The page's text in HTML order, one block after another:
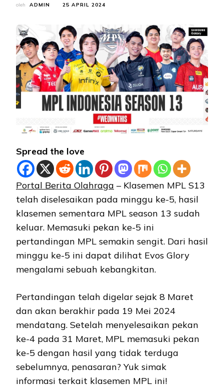
oleh ADMIN 25 APRIL 2024
Spread the love
Portal Berita Olahraga – Klasemen MPL S13
telah diselesaikan pada minggu ke-5, hasil
klasemen sementara MPL season 13 sudah
keluar. Memasuki pekan ke-5 ini
pertandingan MPL semakin sengit. Dari hasil
minggu ke-5 ini dapat dilihat Evos Glory
mengalami sebuah kebangkitan.
Pertandingan telah digelar sejak 8 Maret
dan akan berakhir pada 19 Mei 2024
mendatang. Setelah menyelesaikan pekan
ke-4 pada 31 Maret, MPL memasuki pekan
ke-5 dengan hasil yang tidak terduga
sebelumnya, penasaran? Yuk simak
informasi terkait klasemen MPL ini!